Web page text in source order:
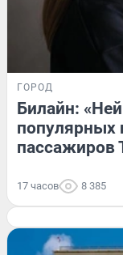
ГОРОД
Билайн:
популярных
пассажиров
17 часов 8 385